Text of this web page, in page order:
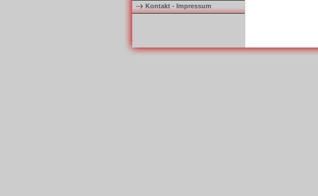
Kontakt - Impressum